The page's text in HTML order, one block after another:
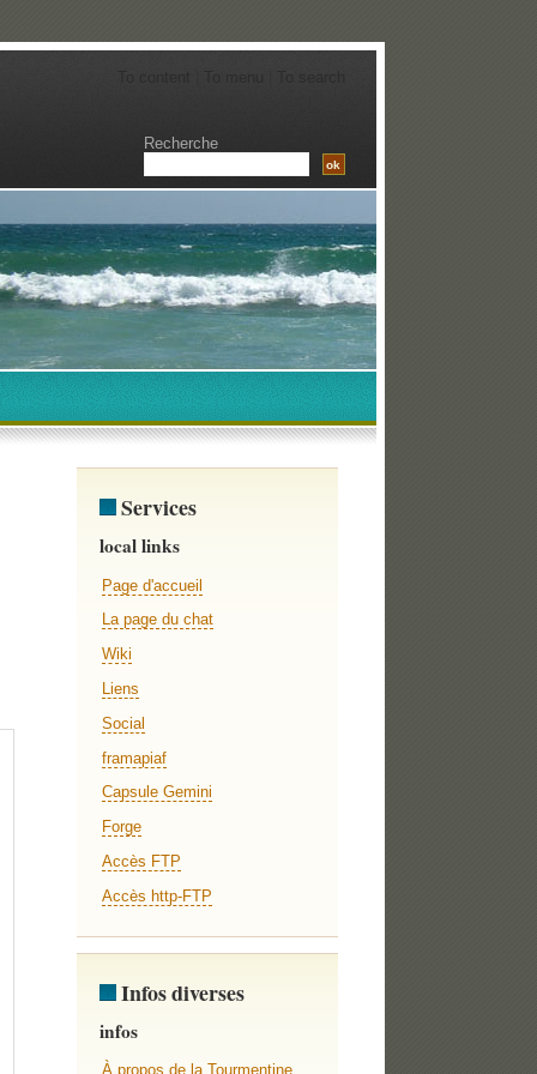
Recherche
Services
local links
Page d'accueil
La page du chat
Wiki
Liens
Social
framapiaf
Capsule Gemini
Forge
Accès FTP
Accès http-FTP
Infos diverses
infos
À propos de la Tourmentine